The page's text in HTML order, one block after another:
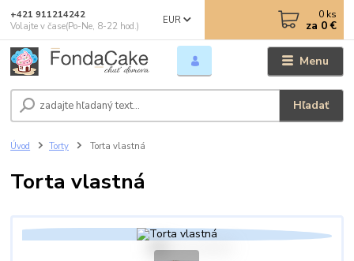
Menu
EUR
Hľadať
+421 911214242
Volajte v čase(Po-Ne, 8-22 hod.)
0 ks
za 0 €
Úvod Torty Torta vlastná
Torta vlastná